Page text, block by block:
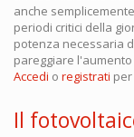
anche
periodi critici della
potenza necessaria
pareggiare
Accedi o registrati
Il